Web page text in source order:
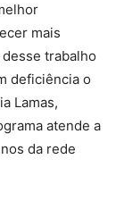
mais
trabalho
deficiência o
Lamas,
atende a
da rede